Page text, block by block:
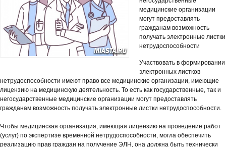
медицинские организации
могут предоставлять
гражданам возможность
получать электронные листки
нетрудоспособности
Участвовать в формировании
электронных листков
нетрудоспособности имеют право все медицинские организации, имеющие
лицензию на медицинскую деятельность. То есть как государственные, так и
негосударственные медицинские организации могут предоставлять
гражданам возможность получать электронные листки нетрудоспособности.
Чтобы медицинская организация, имеющая лицензию на проведение работ
(услуг) по экспертизе временной нетрудоспособности, могла обеспечить
реализацию прав граждан на получение ЭЛН, она должна быть технически